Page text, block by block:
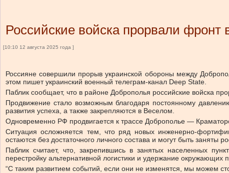
Российские войска прорвали фронт
[10:10 12 августа 2025 года ]
Россияне совершили прорыв украинской обороны между
этом пишет украинский военный телеграм-канал Deep State.
Паблик сообщает, что в районе Доброполья российские войска
Продвижение стало возможным благодаря постоянному
развития успеха, а также закрепляются в Веселом.
Одновременно РФ продвигается к трассе Доброполье —
Ситуация осложняется тем, что ряд новых инженерно-
остаются без достаточного личного состава и могут быть
Паблик считает, что, закрепившись в занятых населенных
перестройку альтернативной логистики и удержание окружающих
“С таким развитием событий, если они не изменятся, мы можем